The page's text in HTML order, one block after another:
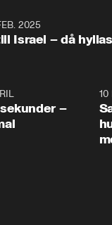
2025
Israel – då hyllas
–
10